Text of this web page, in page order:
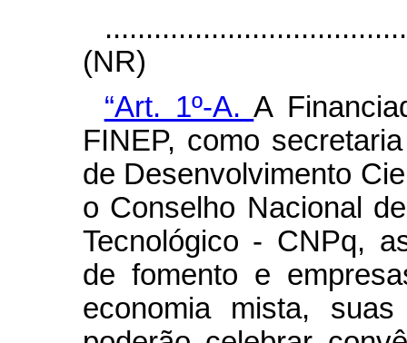
(NR)
“Art. 1º-A.A
FINEP, como
de Desenvolvimento
o Conselho Nacional
Tecnológico - CNPq,
de fomento e
economia mista,